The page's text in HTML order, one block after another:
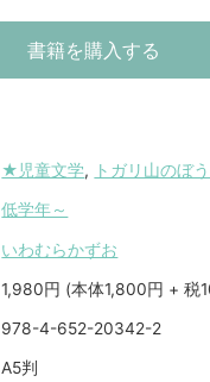
書籍を購入する
★児童文学, トガリ山のぼ
低学年～
いわむらかずお
1,980円 (本体1,800円 + 税
978-4-652-20342-2
A5判